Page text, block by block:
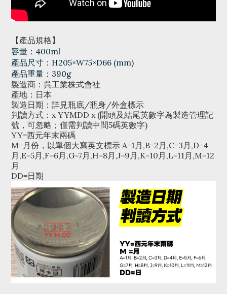
【產品規格】
容量：400ml
產品尺寸：H205×W75×D66 (mm)
產品重量：390g
製造商：呉工業株式會社
產地：日本
製造日期：詳見瓶底/瓶身/外盒標示
判讀方式：x YYMDD x (開頭及結尾英數字為製造管理記
號，可忽略；僅需判讀中間5碼英數字)
YY=西元年末兩碼
M=月份，以單個大寫英文標示 A=1月,B=2月,C=3月,D=4
月,E=5月,F=6月,G=7月,H=8月,J=9月,K=10月,L=11月,M=12
月
DD=日期